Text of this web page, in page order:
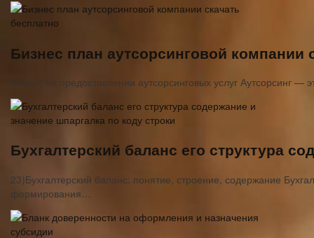
Бизнес план аутсорсинговой компании
Бизнес на предоставлении аутсорсинговых услуг Аутсорсинг
Бухгалтерский баланс его структура
23)Бухгалтерский баланс: понятие, строение, содержание
формирования…